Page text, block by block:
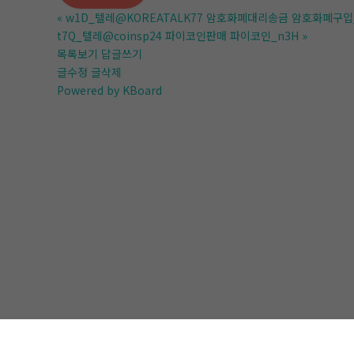
« w1D_텔레@KOREATALK77 암호화폐대리송금 암호화폐구
t7Q_텔레@coinsp24 파이코인판매 파이코인_n3H »
목록보기 답글쓰기
글수정 글삭제
Powered by KBoard